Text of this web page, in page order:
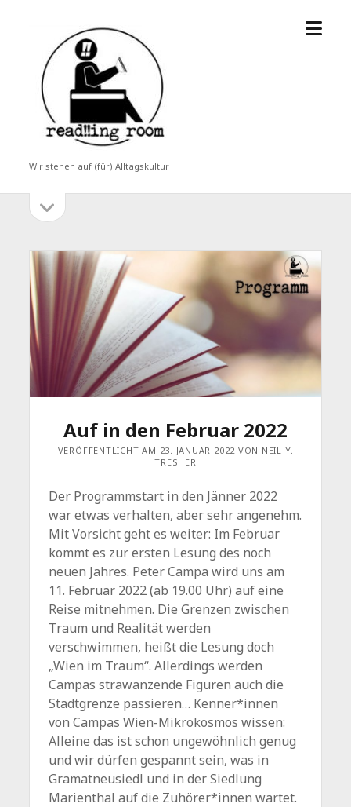
read!!ing
room
Wir stehen auf (für) Alltagskultur
Menü
Seitenleiste
öffnen
Auf in den Februar 2022
VERÖFFENTLICHT AM 23. JANUAR 2022 VON NEIL Y.
TRESHER
Der Programmstart in den Jänner 2022
war etwas verhalten, aber sehr angenehm.
Mit Vorsicht geht es weiter: Im Februar
kommt es zur ersten Lesung des noch
neuen Jahres. Peter Campa wird uns am
11. Februar 2022 (ab 19.00 Uhr) auf eine
Reise mitnehmen. Die Grenzen zwischen
Traum und Realität werden
verschwimmen, heißt die Lesung doch
„Wien im Traum“. Allerdings werden
Campas strawanzende Figuren auch die
Stadtgrenze passieren… Kenner*innen
von Campas Wien-Mikrokosmos wissen:
Alleine das ist schon ungewöhnlich genug
und wir dürfen gespannt sein, was in
Gramatneusiedl und in der Siedlung
Marienthal auf die Zuhörer*innen wartet.